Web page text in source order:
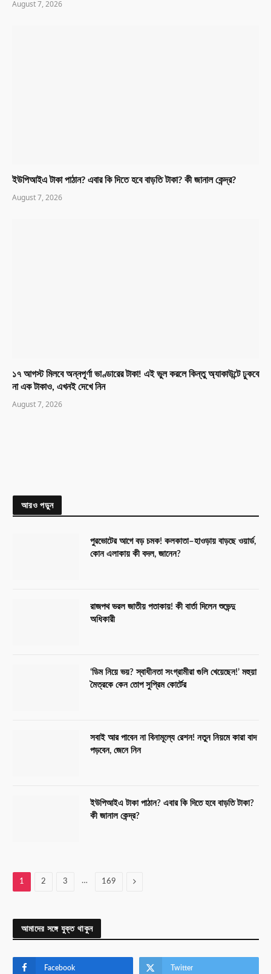
August 7, 2026
ইউপিআইএ টাকা পাঠান? এবার কি দিতে হবে বাড়তি টাকা? কী জানাল কেন্দ্র?
August 7, 2026
১৭ আগস্ট মিলবে অন্নপূর্ণা ভাণ্ডারের টাকা! এই ভুল করলে কিন্তু অ্যাকাউন্টে ঢুকবে
না এক টাকাও, এখনই দেখে নিন
August 7, 2026
আরও পড়ুন
পুরভোটের আগে বড় চমক! কলকাতা–হাওড়ায় বাড়ছে ওয়ার্ড,
কোন এলাকায় কী বদল, জানেন?
রাজপথ ভরল জাতীয় পতাকায়! কী বার্তা দিলেন শুভেন্দু
অধিকারী
‘ডিম নিয়ে ভয়? স্বাধীনতা সংগ্রামীরা গুলি খেয়েছেন!’ মহুয়া
মৈত্রকে কেন তোপ সুপ্রিম কোর্টের
সবাই আর পাবেন না বিনামূল্যে রেশন! নতুন নিয়মে কারা বাদ
পড়বেন, জেনে নিন
ইউপিআইএ টাকা পাঠান? এবার কি দিতে হবে বাড়তি টাকা?
কী জানাল কেন্দ্র?
1 2 3 … 169 Next
আমাদের সঙ্গে যুক্ত থাকুন
Facebook Twitter